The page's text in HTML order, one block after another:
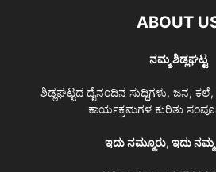
ABOUT
ನಮ್ಮ ಶಿಡ್ಲಘಟ್ಟ
ಶಿಡ್ಲಘಟ್ಟದ ದೈನಂದಿನ ಸುದ್ದಿಗಳು, ಜನ, ಕಲೆ,
ಕಾರ್ಯಕ್ರಮಗಳ ಕುರಿತು
ಇದು ನಮ್ಮೂರು, ಇದು ನಮ್ಮ